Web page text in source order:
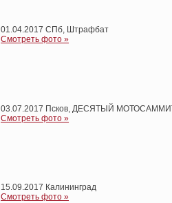
01.04.2017 СПб, Штрафбат
Смотреть фото »
03.07.2017 Псков, ДЕСЯТЫЙ
Смотреть фото »
15.09.2017 Калининград
Смотреть фото »